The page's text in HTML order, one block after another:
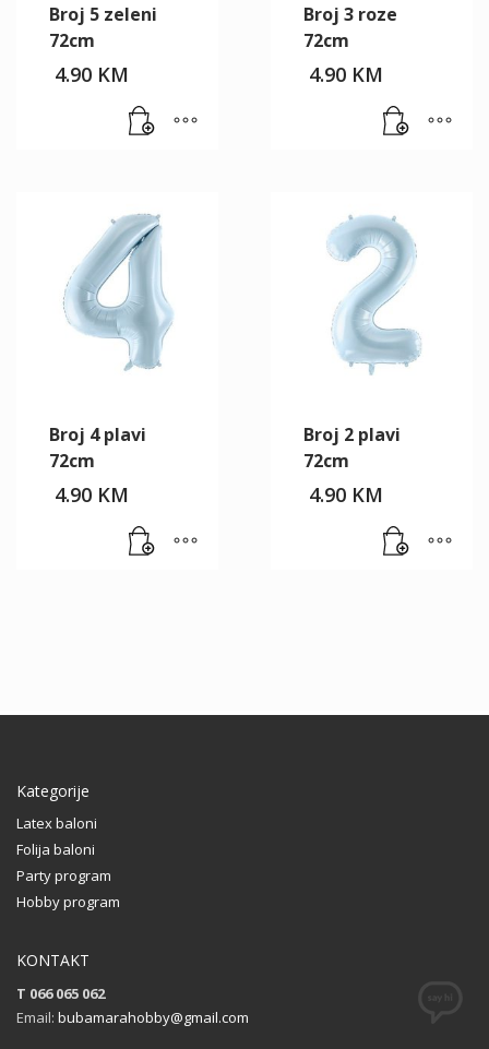
Broj 5 zeleni
72cm
4.90 KM
Broj 3 roze
72cm
4.90 KM
Broj 4 plavi
72cm
4.90 KM
Broj 2 plavi
72cm
4.90 KM
Kategorije
Latex baloni
Folija baloni
Party program
Hobby program
KONTAKT
T 066 065 062
Email: bubamarahobby@gmail.com